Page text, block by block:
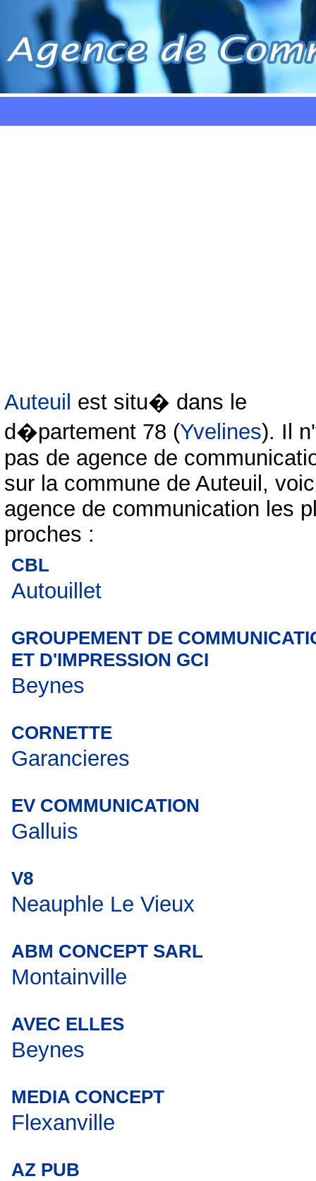
Auteuil est situ� dans le
d�partement 78 (Yvelines). Il
pas de agence de
sur la commune de Auteuil,
agence de communication les
proches :
CBL
Autouillet
GROUPEMENT DE
ET D'IMPRESSION GCI
Beynes
CORNETTE
Garancieres
EV COMMUNICATION
Galluis
V8
Neauphle Le Vieux
ABM CONCEPT SARL
Montainville
AVEC ELLES
Beynes
MEDIA CONCEPT
Flexanville
AZ PUB